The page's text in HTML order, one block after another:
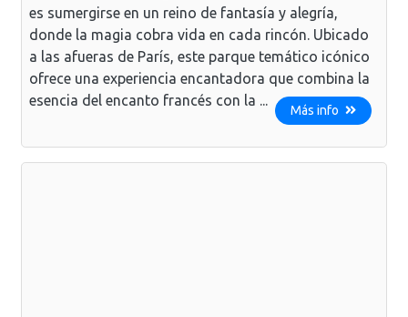
es sumergirse en un reino de fantasía y alegría,
donde la magia cobra vida en cada rincón. Ubicado
a las afueras de París, este parque temático icónico
ofrece una experiencia encantadora que combina la
esencia del encanto francés con la ...
Más info